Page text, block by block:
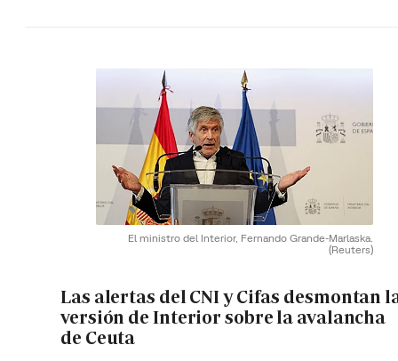
El ministro del Interior, Fernando Grande-Marlaska.
(Reuters)
Las alertas del CNI y Cifas desmontan
versión de Interior sobre la avalancha
de Ceuta